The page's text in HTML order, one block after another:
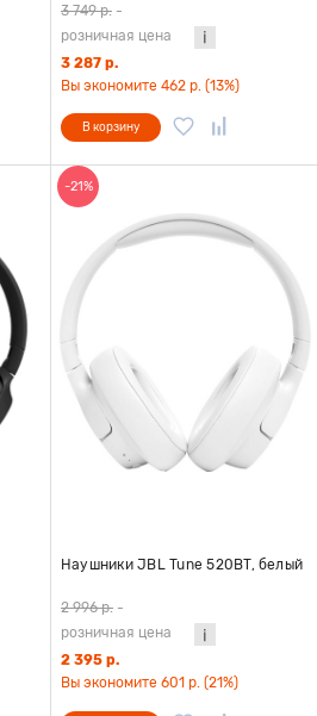
3 749 р. -
розничная цена
3 287 р.
Вы экономите 462 р. (13%)
В корзину
-21%
Наушники JBL Tune 520BT, белый
2 996 р. -
розничная цена
2 395 р.
Вы экономите 601 р. (21%)